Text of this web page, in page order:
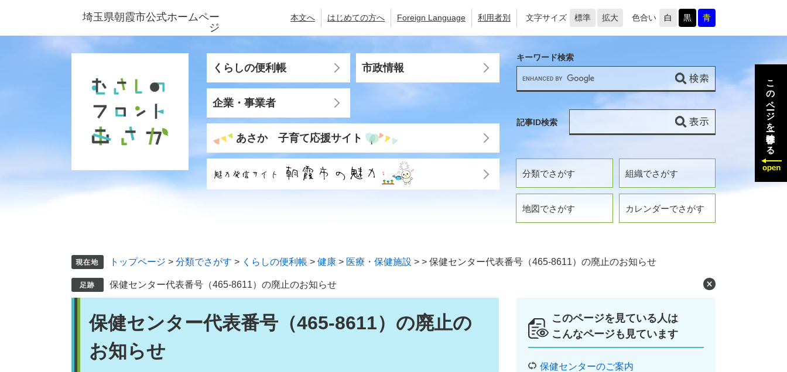
ジ
ュ
埼玉県朝霞市公式ホームペー
ジ
本文へ はじめての方へ Foreign Language 利用者別 文字サイズ 標準 拡大 色合い 白 黒 青
くらしの便利帳 市政情報
企業・事業者
あさか 子育て応援サイト
分類でさがす 組織でさがす
地図でさがす カレンダーでさがす
キーワード検索
記事ID検索
トップページ > 分類でさがす > くらしの便利帳 > 健康 > 医療・保健施設 > > 保健センター代表番号（465-8611）の廃止のお知らせ
保健センター代表番号（465-8611）の廃止のお知らせ
保健センター代表番号（465-8611）の廃止の
お知らせ
このページを見ている人は
こんなページも見ています
保健センターのご案内
このページを一時保存する